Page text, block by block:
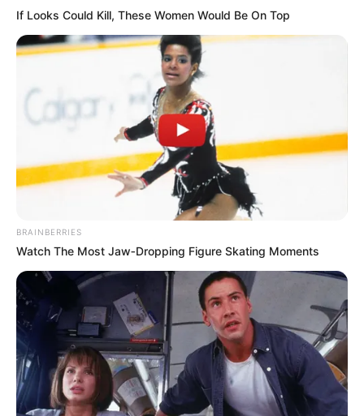
If Looks Could Kill, These Women Would Be On Top
BRAINBERRIES
Watch The Most Jaw‑Dropping Figure Skating Moments